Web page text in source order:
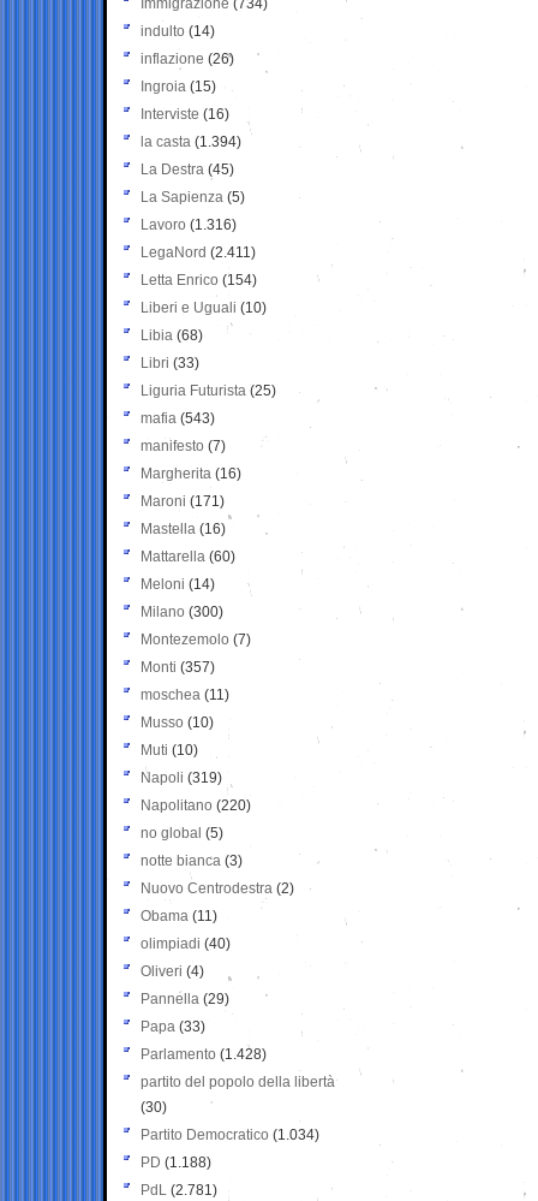
Immigrazione (734)
indulto (14)
inflazione (26)
Ingroia (15)
Interviste (16)
la casta (1.394)
La Destra (45)
La Sapienza (5)
Lavoro (1.316)
LegaNord (2.411)
Letta Enrico (154)
Liberi e Uguali (10)
Libia (68)
Libri (33)
Liguria Futurista (25)
mafia (543)
manifesto (7)
Margherita (16)
Maroni (171)
Mastella (16)
Mattarella (60)
Meloni (14)
Milano (300)
Montezemolo (7)
Monti (357)
moschea (11)
Musso (10)
Muti (10)
Napoli (319)
Napolitano (220)
no global (5)
notte bianca (3)
Nuovo Centrodestra (2)
Obama (11)
olimpiadi (40)
Oliveri (4)
Pannella (29)
Papa (33)
Parlamento (1.428)
partito del popolo della libertà
(30)
Partito Democratico (1.034)
PD (1.188)
PdL (2.781)